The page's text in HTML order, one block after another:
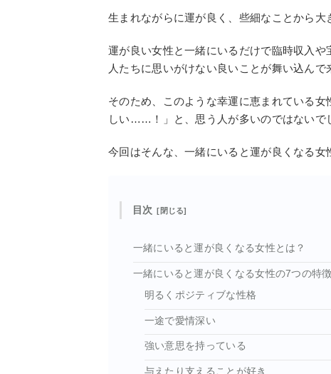
生まれながらに運が良く、些細なことから大
運が良い女性と一緒にいるだけで臨時収入
人たちに思いがけない良いことが舞い込んで
そのため、このような幸運に恵まれている
しい……！」と、思う人が多いのではないで
今回はそんな、一緒にいると運が良くなる女
目次
一緒にいると運が良くなる女性とは？
一緒にいると運が良くなる女性の7つの特徴
明るくポジティブな性格
一途で愛情深い
強い意思を持っている
与えたり支えることが好き